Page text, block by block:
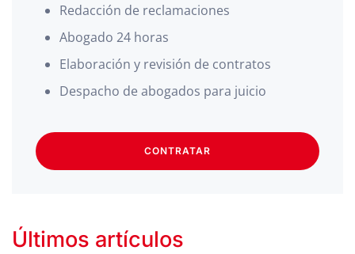
Redacción de reclamaciones
Abogado 24 horas
Elaboración y revisión de contratos
Despacho de abogados para juicio
CONTRATAR
Últimos artículos